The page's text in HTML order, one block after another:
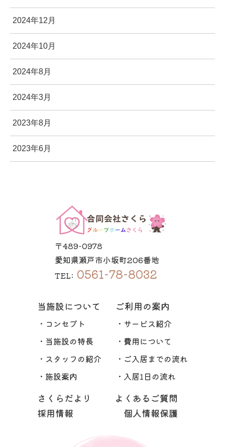
2024年12月
2024年10月
2024年8月
2024年3月
2023年8月
2023年6月
〒489-0978
愛知県瀬戸市小坂町206番地
TEL: 0561-78-8032
当施設について
・コンセプト
・当施設の特長
・スタッフの紹介
・施設案内
ご利用の案内
・サービス紹介
・費用について
・ご入居までの流れ
・入居1日の流れ
さくらだより
よくあるご質問
採用情報
個人情報保護